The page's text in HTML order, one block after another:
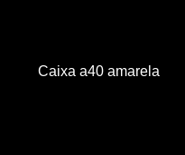
Caixa a40 amarela